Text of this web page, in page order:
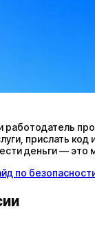
прислать код
деньги — это
по